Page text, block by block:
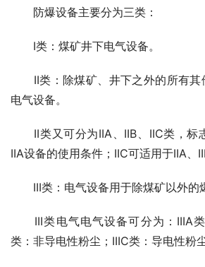
防爆设备主要分为三类：
I类：煤矿井下电气设备。
II类：除煤矿、井下之外的所有其
电气设备。
II类又可分为IIA、IIB、IIC类，标
IIA设备的使用条件；IIC可适用于IIA、
III类：电气设备用于除煤矿以外的
III类电气电气设备可分为：IIIA类
类：非导电性粉尘；IIIC类：导电性粉尘